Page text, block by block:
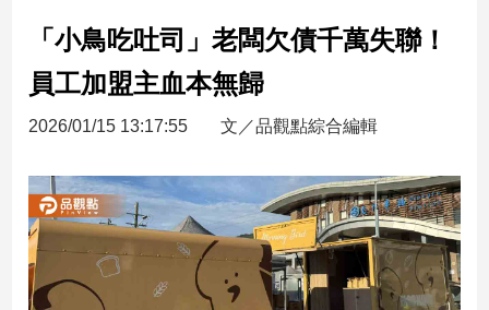
台
財
新
產
經/
股
市
房
「小鳥吃吐司」老闆欠債千萬失聯！
員工加盟主血本無歸
2026/01/15 13:17:55 文／品觀點綜合編輯